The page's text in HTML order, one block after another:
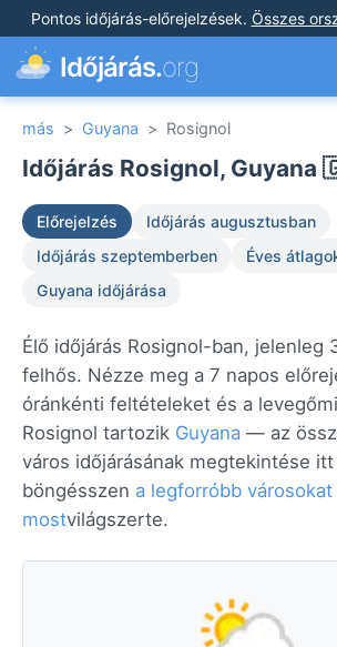
Pontos időjárás-előrejelzések. Összes
Időjárás.org
más > Guyana > Rosignol
Időjárás Rosignol,
Előrejelzés
Időjárás augusztusban
Időjárás szeptemberben
Éves
Guyana időjárása
Élő időjárás Rosignol-ban, jelenleg
felhős. Nézze meg a 7 napos
óránkénti feltételeket és a
Rosignol tartozik Guyana — az
város időjárásának megtekintése itt
böngésszen a legforróbb városokat
mostvilágszerte.